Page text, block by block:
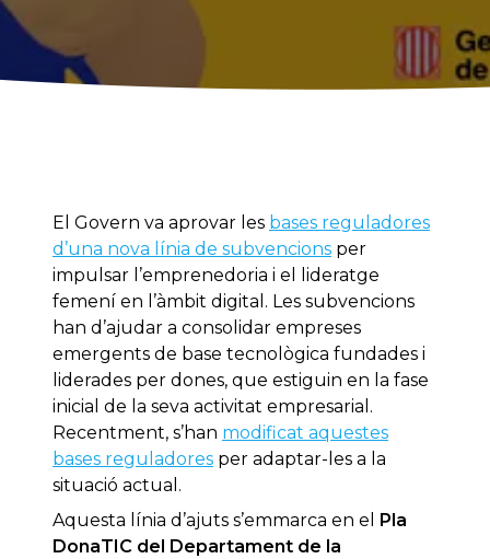
El Govern va aprovar les bases reguladores
d’una nova línia de subvencions per
impulsar l’emprenedoria i el lideratge
femení en l’àmbit digital. Les subvencions
han d’ajudar a consolidar empreses
emergents de base tecnològica fundades i
liderades per dones, que estiguin en la fase
inicial de la seva activitat empresarial.
Recentment, s’han modificat aquestes
bases reguladores per adaptar-les a la
situació actual.
Aquesta línia d’ajuts s’emmarca en el Pla
DonaTIC del Departament de la